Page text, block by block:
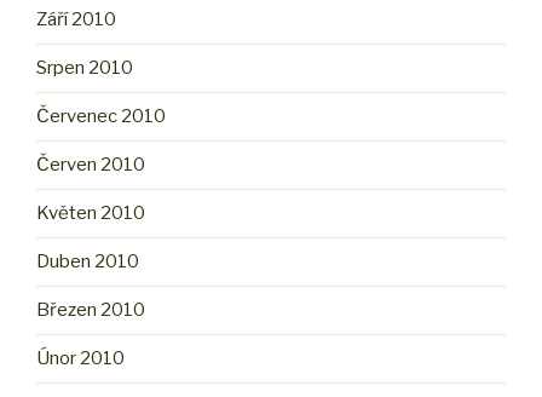
Září 2010
Srpen 2010
Červenec 2010
Červen 2010
Květen 2010
Duben 2010
Březen 2010
Únor 2010